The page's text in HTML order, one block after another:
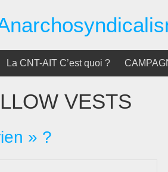
La CNT-AIT C’est quoi ?
VESTS
» ?